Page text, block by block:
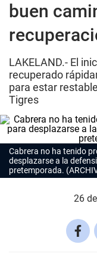
buen
LAKELAND.- El
recuperado
para estar
Tigres
Cabrera no ha tenido
desplazarse a la
pretemporada.
26